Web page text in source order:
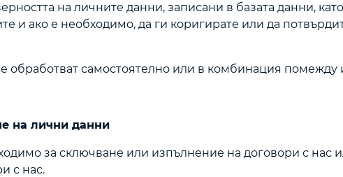
на личните данни, записани в базата данни,
и ако е необходимо, да ги коригирате или да
обработват самостоятелно или в комбинация помежду
на лични данни
за сключване или изпълнение на договори с нас
с нас.